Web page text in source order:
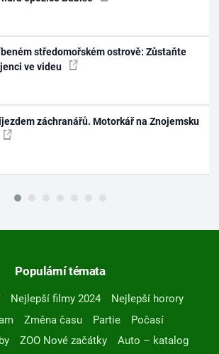
středomořském ostrově: Zůstaňte
ve videu
záchranářů. Motorkář na Znojemsku
Populární témata
Nejlepší filmy 2024
Nejlepší horory
Změna času Partie
Počasí
ZOO Nové začátky
Auto – katalog